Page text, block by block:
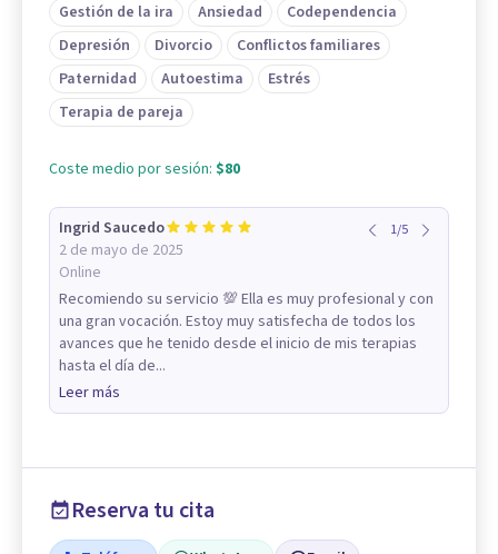
Gestión de la ira Ansiedad
Codependencia
Depresión
Divorcio
Conflictos familiares
Paternidad
Autoestima
Estrés
Terapia de pareja
Coste medio por sesión: $80
Ingrid Saucedo
2 de mayo de 2025
Online
1/5
Recomiendo su servicio 💯 Ella es muy profesional y con
una gran vocación. Estoy muy satisfecha de todos los
avances que he tenido desde el inicio de mis terapias
hasta el día de...
Leer más
Reserva tu cita